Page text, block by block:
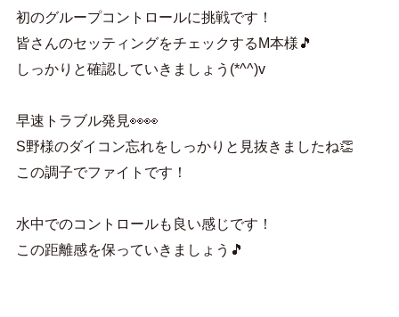
初のグループコントロールに挑戦です！
皆さんのセッティングをチェックするM本様🎵
しっかりと確認していきましょう(*^^)v
早速トラブル発見👀👀
S野様のダイコン忘れをしっかりと見抜きましたね👏
この調子でファイトです！
水中でのコントロールも良い感じです！
この距離感を保っていきましょう🎵